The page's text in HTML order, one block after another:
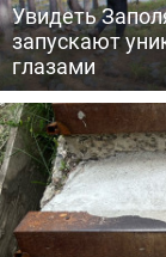
Увидеть
запускают
глазами